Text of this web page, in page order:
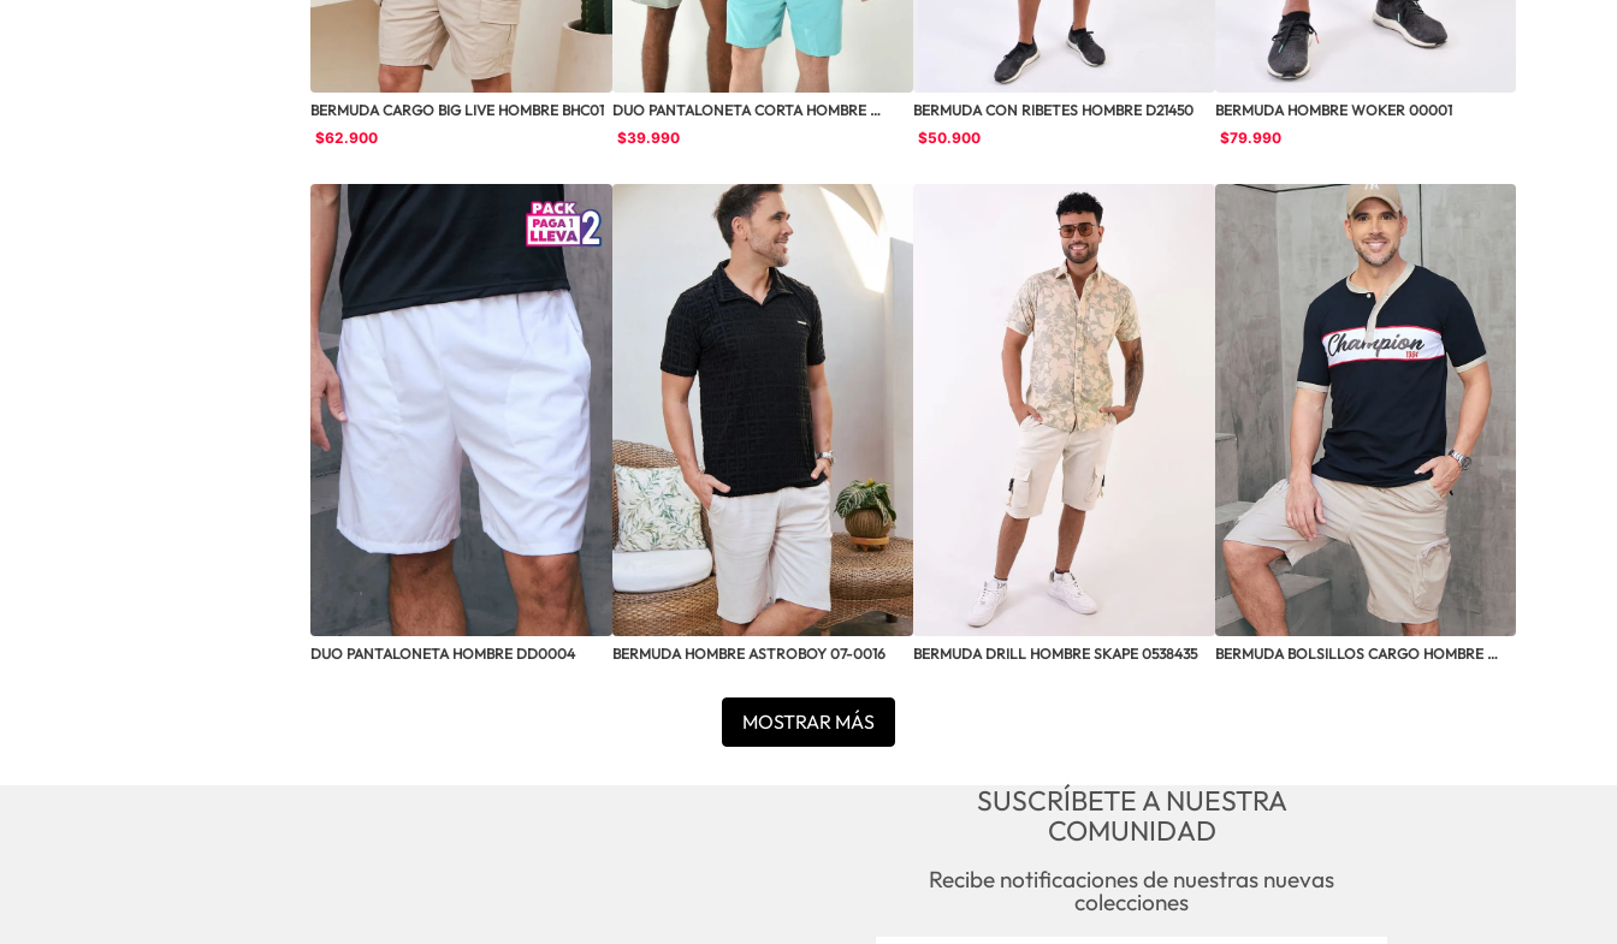
BERMUDA CARGO BIG LIVE HOMBRE BHC01
$62.900
DUO PANTALONETA CORTA HOMBRE
$39.990
BERMUDA CON RIBETES HOMBRE D21450
$50.900
BERMUDA HOMBRE WOKER 00001
$79.990
DUO PANTALONETA HOMBRE DD0004 BERMUDA HOMBRE ASTROBOY 07-0016 BERMUDA DRILL HOMBRE SKAPE 0538435
BERMUDA BOLSILLOS CARGO HOMBRE
MOSTRAR MÁS
SUSCRÍBETE A NUESTRA
COMUNIDAD
Recibe notificaciones de nuestras nuevas
colecciones